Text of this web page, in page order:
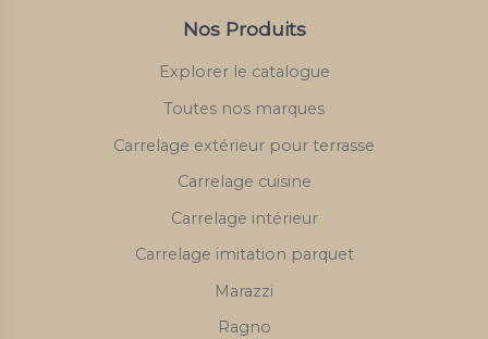
Nos Produits
Explorer le catalogue
Toutes nos marques
Carrelage extérieur pour terrasse
Carrelage cuisine
Carrelage intérieur
Carrelage imitation parquet
Marazzi
Ragno